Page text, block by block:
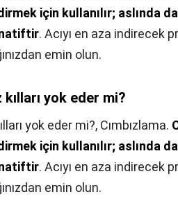
için kullanılır; aslında
. Acıyı en aza indirecek
emin olun.
kılları yok eder mi?
yok eder mi?, Cımbızlama.
için kullanılır; aslında
. Acıyı en aza indirecek
emin olun.